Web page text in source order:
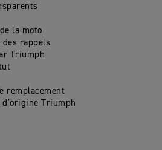
la moto
des rappels
Triumph
remplacement
Triumph